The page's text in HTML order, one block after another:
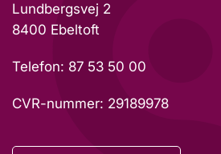
Lundbergsvej 2
8400 Ebeltoft
Telefon: 87 53 50 00
CVR-nummer: 29189978